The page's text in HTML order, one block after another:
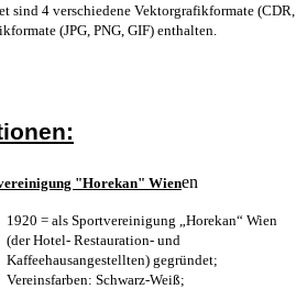
sind 4 verschiedene Vektorgrafikformate (CDR,
(JPG, PNG, GIF) enthalten.
"Horekan" Wienen
1920 = als Sportvereinigung „Horekan“ Wien
(der Hotel- Restauration- und
Kaffeehausangestellten) gegründet;
Vereinsfarben: Schwarz-Weiß;